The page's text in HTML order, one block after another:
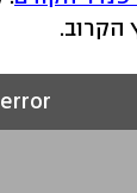
הקרוב.